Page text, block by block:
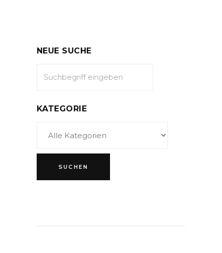
NEUE SUCHE
KATEGORIE